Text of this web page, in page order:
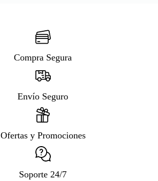
Compra Segura
Envío Seguro
Ofertas y Promociones
Soporte 24/7